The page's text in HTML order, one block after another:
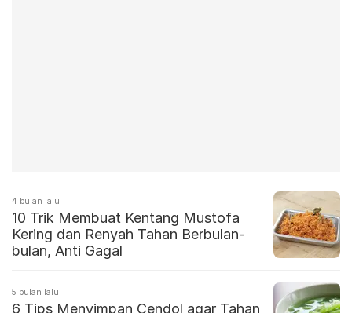
4 bulan lalu
10 Trik Membuat Kentang Mustofa
Kering dan Renyah Tahan Berbulan-
bulan, Anti Gagal
5 bulan lalu
6 Tips Menyimpan Cendol agar Tahan